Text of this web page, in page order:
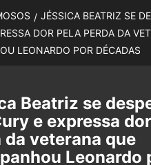
JÉSSICA BEATRIZ SE
DOR PELA PERDA DA
LEONARDO POR DÉCADAS
Beatriz se
e expressa
da veterana que
Leonardo